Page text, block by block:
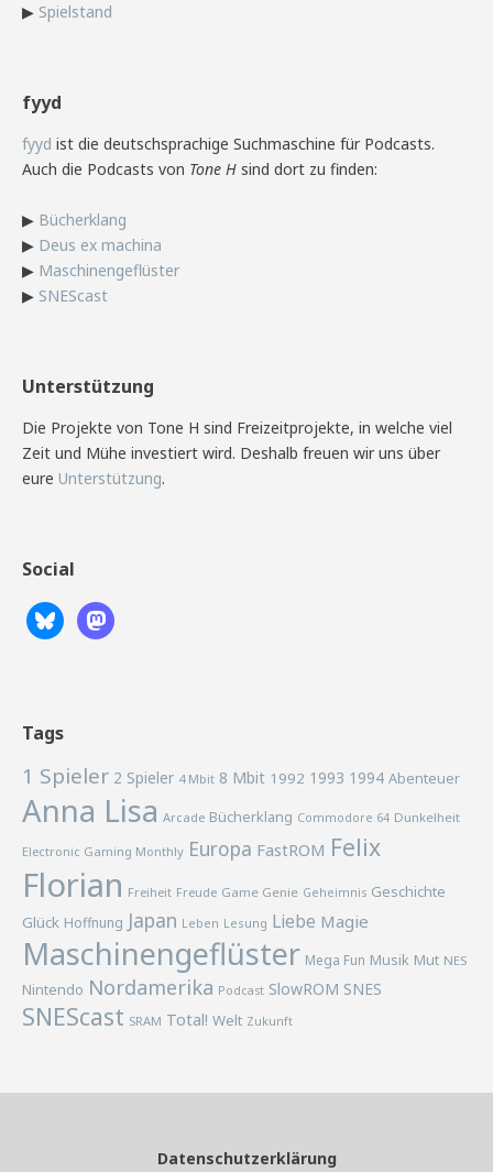
▶ Spielstand
fyyd
fyyd ist die deutschsprachige Suchmaschine für Podcasts.
Auch die Podcasts von Tone H sind dort zu finden:
▶ Bücherklang
▶ Deus ex machina
▶ Maschinengeflüster
▶ SNEScast
Unterstützung
Die Projekte von Tone H sind Freizeitprojekte, in welche viel
Zeit und Mühe investiert wird. Deshalb freuen wir uns über
eure Unterstützung.
Social
Tags
1 Spieler 2 Spieler 4 Mbit 8 Mbit 1992 1993 1994 Abenteuer
Anna Lisa Arcade Bücherklang Commodore 64 Dunkelheit
Electronic Gaming Monthly Europa FastROM Felix
Florian Freiheit Freude Game Genie Geheimnis Geschichte
Glück Hoffnung Japan Leben Lesung Liebe Magie
Maschinengeflüster Mega Fun Musik Mut NES
Nintendo Nordamerika Podcast SlowROM SNES
SNEScast SRAM Total! Welt Zukunft
Datenschutzerklärung